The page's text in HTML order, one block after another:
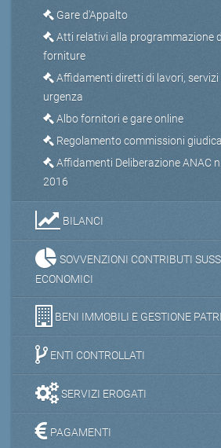
Gare d'Appalto
Atti relativi alla programmazione
forniture
Affidamenti diretti di lavori,
urgenza
Albo fornitori e gare online
Regolamento commissioni
Affidamenti Deliberazione ANAC
2016
BILANCI
SOVVENZIONI CONTRIBUTI
ECONOMICI
BENI IMMOBILI E GESTIONE
ENTI CONTROLLATI
SERVIZI EROGATI
PAGAMENTI